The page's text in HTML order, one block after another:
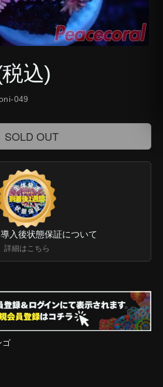
込)
049
SOLD OUT
入後状態保証について
詳細はこちら
ゴ